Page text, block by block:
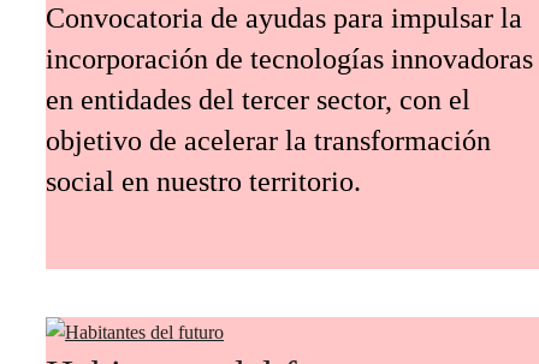
Convocatoria de ayudas para impulsar la
incorporación de tecnologías innovadoras
en entidades del tercer sector, con el
objetivo de acelerar la transformación
social en nuestro territorio.